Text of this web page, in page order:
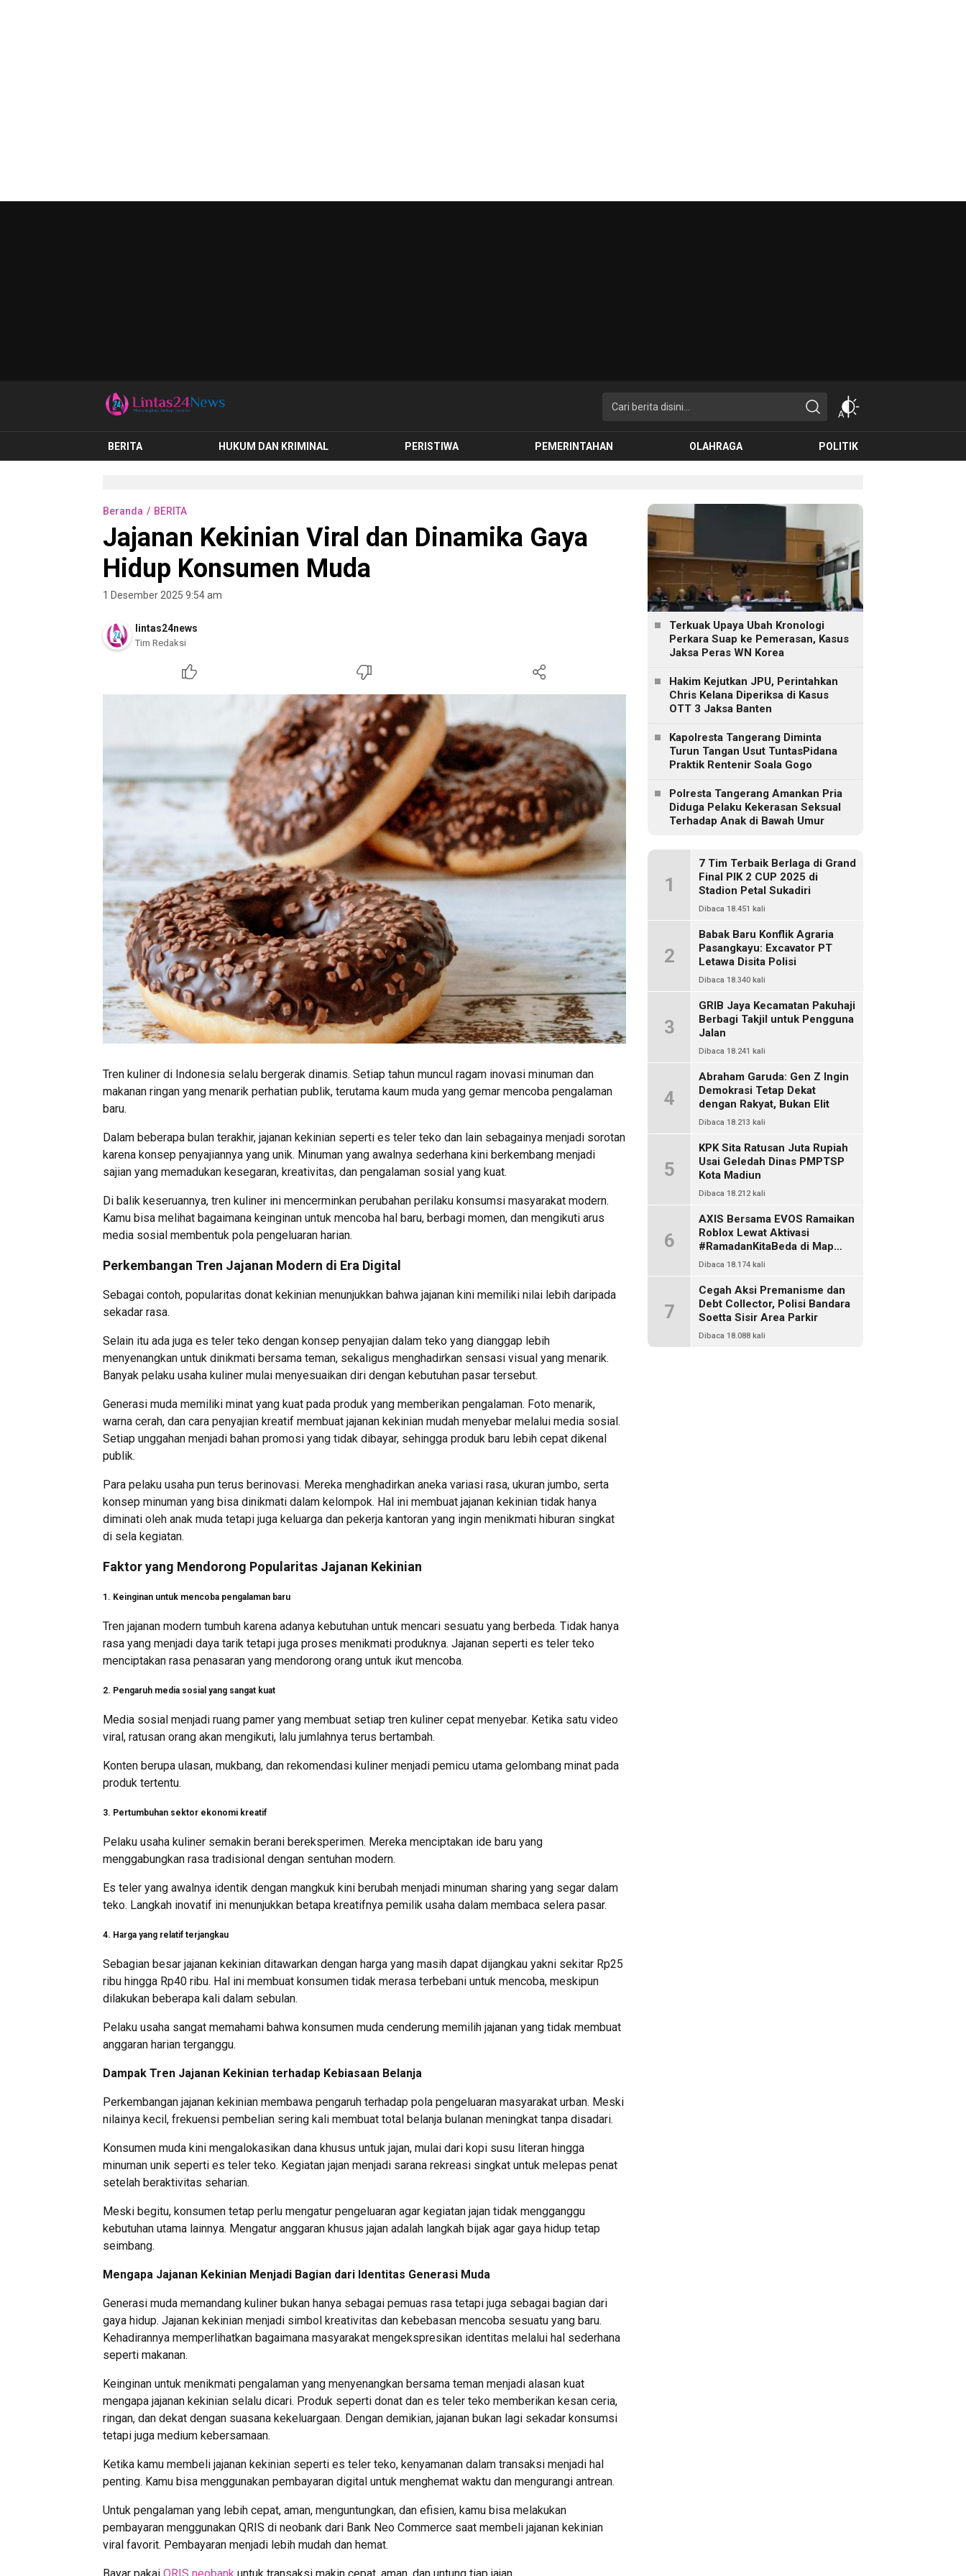
lintas24news.com
Menyingkap Setiap Realita
BERITA HUKUM DAN KRIMINAL PERISTIWA PEMERINTAHAN OLAHRAGA POLITIK
Beranda BERITA
Jajanan Kekinian Viral dan Dinamika Gaya
Hidup Konsumen Muda
1 Desember 2025 9:54 am
lintas24news
Tim Redaksi
Tren kuliner di Indonesia selalu bergerak dinamis. Setiap tahun muncul ragam inovasi minuman dan
makanan ringan yang menarik perhatian publik, terutama kaum muda yang gemar mencoba pengalaman
baru.
Dalam beberapa bulan terakhir, jajanan kekinian seperti es teler teko dan lain sebagainya menjadi sorotan
karena konsep penyajiannya yang unik. Minuman yang awalnya sederhana kini berkembang menjadi
sajian yang memadukan kesegaran, kreativitas, dan pengalaman sosial yang kuat.
Di balik keseruannya, tren kuliner ini mencerminkan perubahan perilaku konsumsi masyarakat modern.
Kamu bisa melihat bagaimana keinginan untuk mencoba hal baru, berbagi momen, dan mengikuti arus
media sosial membentuk pola pengeluaran harian.
Perkembangan Tren Jajanan Modern di Era Digital
Sebagai contoh, popularitas donat kekinian menunjukkan bahwa jajanan kini memiliki nilai lebih daripada
sekadar rasa.
Selain itu ada juga es teler teko dengan konsep penyajian dalam teko yang dianggap lebih
menyenangkan untuk dinikmati bersama teman, sekaligus menghadirkan sensasi visual yang menarik.
Banyak pelaku usaha kuliner mulai menyesuaikan diri dengan kebutuhan pasar tersebut.
Generasi muda memiliki minat yang kuat pada produk yang memberikan pengalaman. Foto menarik,
warna cerah, dan cara penyajian kreatif membuat jajanan kekinian mudah menyebar melalui media sosial.
Setiap unggahan menjadi bahan promosi yang tidak dibayar, sehingga produk baru lebih cepat dikenal
publik.
Para pelaku usaha pun terus berinovasi. Mereka menghadirkan aneka variasi rasa, ukuran jumbo, serta
konsep minuman yang bisa dinikmati dalam kelompok. Hal ini membuat jajanan kekinian tidak hanya
diminati oleh anak muda tetapi juga keluarga dan pekerja kantoran yang ingin menikmati hiburan singkat
di sela kegiatan.
Faktor yang Mendorong Popularitas Jajanan Kekinian
1. Keinginan untuk mencoba pengalaman baru
Tren jajanan modern tumbuh karena adanya kebutuhan untuk mencari sesuatu yang berbeda. Tidak hanya
rasa yang menjadi daya tarik tetapi juga proses menikmati produknya. Jajanan seperti es teler teko
menciptakan rasa penasaran yang mendorong orang untuk ikut mencoba.
2. Pengaruh media sosial yang sangat kuat
Media sosial menjadi ruang pamer yang membuat setiap tren kuliner cepat menyebar. Ketika satu video
viral, ratusan orang akan mengikuti, lalu jumlahnya terus bertambah.
Konten berupa ulasan, mukbang, dan rekomendasi kuliner menjadi pemicu utama gelombang minat pada
produk tertentu.
3. Pertumbuhan sektor ekonomi kreatif
Pelaku usaha kuliner semakin berani bereksperimen. Mereka menciptakan ide baru yang
menggabungkan rasa tradisional dengan sentuhan modern.
Es teler yang awalnya identik dengan mangkuk kini berubah menjadi minuman sharing yang segar dalam
teko. Langkah inovatif ini menunjukkan betapa kreatifnya pemilik usaha dalam membaca selera pasar.
4. Harga yang relatif terjangkau
Sebagian besar jajanan kekinian ditawarkan dengan harga yang masih dapat dijangkau yakni sekitar Rp25
ribu hingga Rp40 ribu. Hal ini membuat konsumen tidak merasa terbebani untuk mencoba, meskipun
dilakukan beberapa kali dalam sebulan.
Pelaku usaha sangat memahami bahwa konsumen muda cenderung memilih jajanan yang tidak membuat
anggaran harian terganggu.
Dampak Tren Jajanan Kekinian terhadap Kebiasaan Belanja
Perkembangan jajanan kekinian membawa pengaruh terhadap pola pengeluaran masyarakat urban. Meski
nilainya kecil, frekuensi pembelian sering kali membuat total belanja bulanan meningkat tanpa disadari.
Konsumen muda kini mengalokasikan dana khusus untuk jajan, mulai dari kopi susu literan hingga
minuman unik seperti es teler teko. Kegiatan jajan menjadi sarana rekreasi singkat untuk melepas penat
setelah beraktivitas seharian.
Meski begitu, konsumen tetap perlu mengatur pengeluaran agar kegiatan jajan tidak mengganggu
kebutuhan utama lainnya. Mengatur anggaran khusus jajan adalah langkah bijak agar gaya hidup tetap
seimbang.
Mengapa Jajanan Kekinian Menjadi Bagian dari Identitas Generasi Muda
Generasi muda memandang kuliner bukan hanya sebagai pemuas rasa tetapi juga sebagai bagian dari
gaya hidup. Jajanan kekinian menjadi simbol kreativitas dan kebebasan mencoba sesuatu yang baru.
Kehadirannya memperlihatkan bagaimana masyarakat mengekspresikan identitas melalui hal sederhana
seperti makanan.
Keinginan untuk menikmati pengalaman yang menyenangkan bersama teman menjadi alasan kuat
mengapa jajanan kekinian selalu dicari. Produk seperti donat dan es teler teko memberikan kesan ceria,
ringan, dan dekat dengan suasana kekeluargaan. Dengan demikian, jajanan bukan lagi sekadar konsumsi
tetapi juga medium kebersamaan.
Ketika kamu membeli jajanan kekinian seperti es teler teko, kenyamanan dalam transaksi menjadi hal
penting. Kamu bisa menggunakan pembayaran digital untuk menghemat waktu dan mengurangi antrean.
Untuk pengalaman yang lebih cepat, aman, menguntungkan, dan efisien, kamu bisa melakukan
pembayaran menggunakan QRIS di neobank dari Bank Neo Commerce saat membeli jajanan kekinian
viral favorit. Pembayaran menjadi lebih mudah dan hemat.
Terkuak Upaya Ubah Kronologi
Perkara Suap ke Pemerasan, Kasus
Jaksa Peras WN Korea
Hakim Kejutkan JPU, Perintahkan
Chris Kelana Diperiksa di Kasus
OTT 3 Jaksa Banten
Kapolresta Tangerang Diminta
Turun Tangan Usut TuntasPidana
Praktik Rentenir Soala Gogo
Polresta Tangerang Amankan Pria
Diduga Pelaku Kekerasan Seksual
Terhadap Anak di Bawah Umur
1
7 Tim Terbaik Berlaga di Grand
Final PIK 2 CUP 2025 di
Stadion Petal Sukadiri
Dibaca 18.451 kali
2
Babak Baru Konflik Agraria
Pasangkayu: Excavator PT
Letawa Disita Polisi
Dibaca 18.340 kali
3
GRIB Jaya Kecamatan Pakuhaji
Berbagi Takjil untuk Pengguna
Jalan
Dibaca 18.241 kali
4
Abraham Garuda: Gen Z Ingin
Demokrasi Tetap Dekat
dengan Rakyat, Bukan Elit
Dibaca 18.213 kali
5
KPK Sita Ratusan Juta Rupiah
Usai Geledah Dinas PMPTSP
Kota Madiun
Dibaca 18.212 kali
6
AXIS Bersama EVOS Ramaikan
Roblox Lewat Aktivasi
#RamadanKitaBeda di Map
Indo Chat
Dibaca 18.174 kali
7
Cegah Aksi Premanisme dan
Debt Collector, Polisi Bandara
Soetta Sisir Area Parkir
Dibaca 18.088 kali